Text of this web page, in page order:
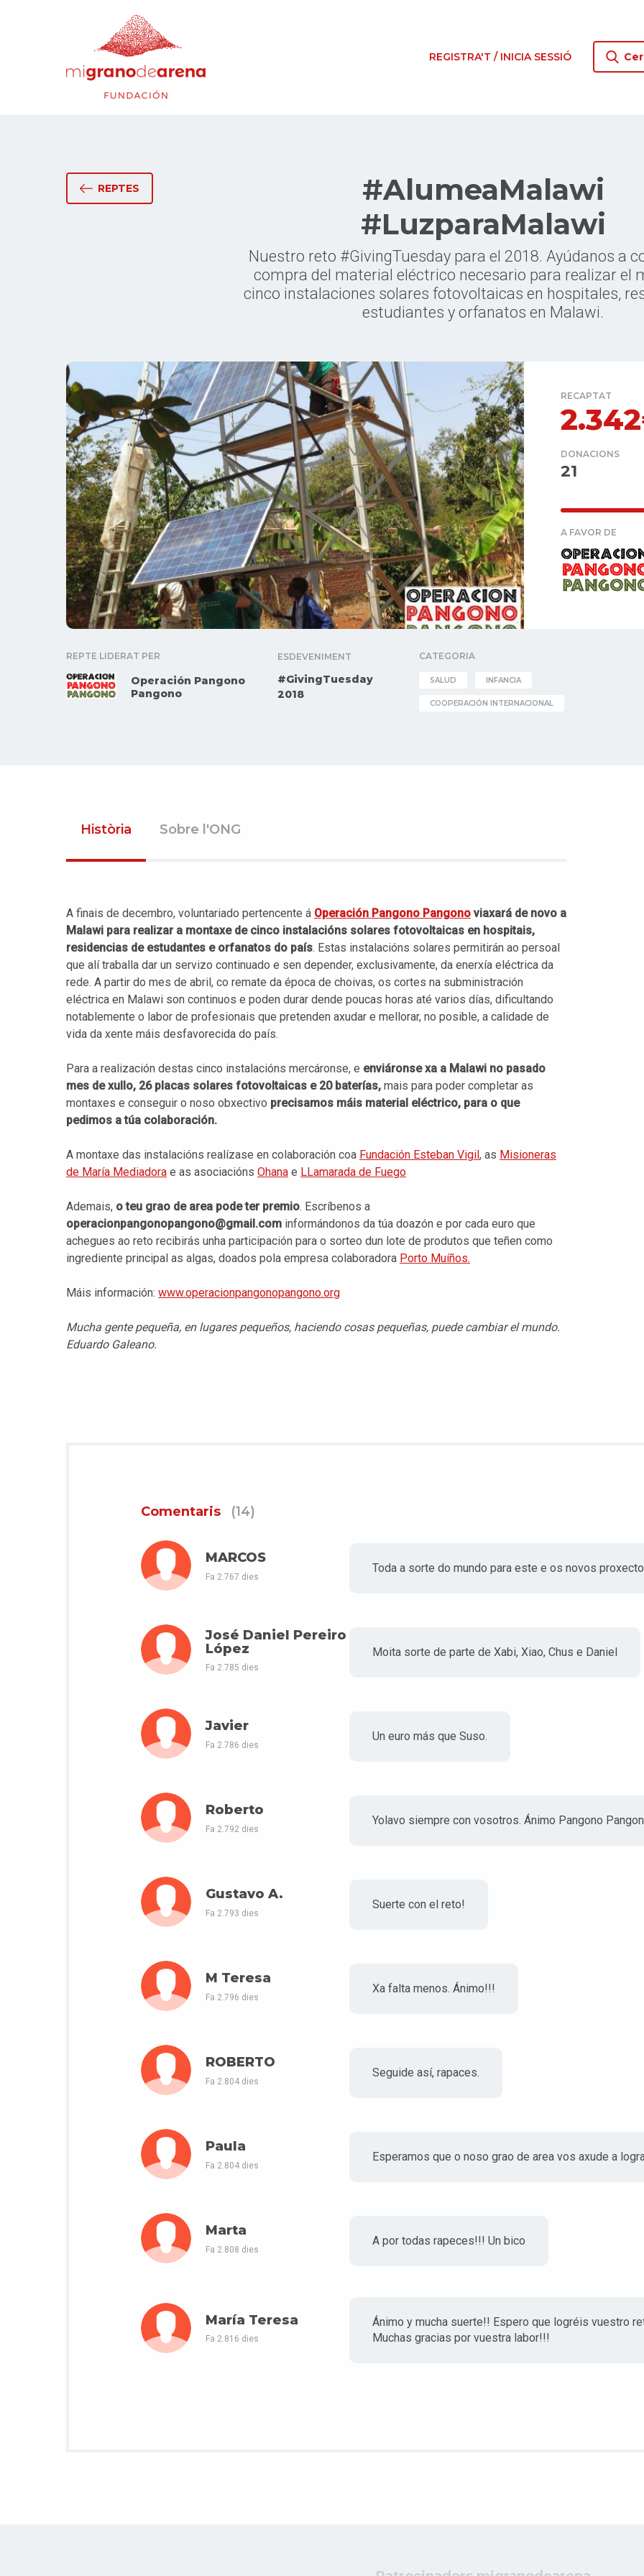
REGISTRA'T / INICIA SESSIÓ
REPTES
#AlumeaMalawi
#LuzparaMalawi
Nuestro reto #GivingTuesday para el 2018. Ayúdanos a
compra del material eléctrico necesario para realizar el
cinco instalaciones solares fotovoltaicas en hospitales,
estudiantes y orfanatos en Malawi.
RECAPTAT
DONACIONS
21
A FAVOR DE
REPTE LIDERAT PER
Operación Pangono
Pangono
ESDEVENIMENT
#GivingTuesday
2018
CATEGORIA
SALUD INFANCIA
COOPERACIÓN INTERNACIONAL
Història Sobre l'ONG
A finais de decembro, voluntariado pertencente á Operación Pangono Pangono viaxará de novo a
Malawi para realizar a montaxe de cinco instalacións solares fotovoltaicas en hospitais,
residencias de estudantes e orfanatos do país. Estas instalacións solares permitirán ao persoal
que alí traballa dar un servizo continuado e sen depender, exclusivamente, da enerxía eléctrica da
rede. A partir do mes de abril, co remate da época de choivas, os cortes na subministración
eléctrica en Malawi son continuos e poden durar dende poucas horas até varios días, dificultando
notablemente o labor de profesionais que pretenden axudar e mellorar, no posible, a calidade de
vida da xente máis desfavorecida do país.
Para a realización destas cinco instalacións mercáronse, e enviáronse xa a Malawi no pasado
mes de xullo, 26 placas solares fotovoltaicas e 20 baterías, mais para poder completar as
montaxes e conseguir o noso obxectivo precisamos máis material eléctrico, para o que
pedimos a túa colaboración.
A montaxe das instalacións realízase en colaboración coa Fundación Esteban Vigil , as Misioneras
de María Mediadora e as asociacións Ohana e LLamarada de Fuego
Ademais, o teu grao de area pode ter premio. Escríbenos a
operacionpangonopangono@gmail.com informándonos da túa doazón e por cada euro que
achegues ao reto recibirás unha participación para o sorteo dun lote de produtos que teñen como
ingrediente principal as algas, doados pola empresa colaboradora Porto Muíños.
Máis información: www.operacionpangonopangono.org
Mucha gente pequeña, en lugares pequeños, haciendo cosas pequeñas, puede cambiar el mundo.
Eduardo Galeano.
Comentaris (14)
MARCOS
Fa 2.767 dies
Toda a sorte do mundo para este e os novos
José Daniel Pereiro
López
Fa 2.785 dies
Moita sorte de parte de Xabi, Xiao, Chus e Daniel
Javier
Fa 2.786 dies
Un euro más que Suso.
Roberto
Fa 2.792 dies
Yolavo siempre con vosotros. Ánimo Pangono
Gustavo A.
Fa 2.793 dies
Suerte con el reto!
M Teresa
Fa 2.796 dies
Xa falta menos. Ánimo!!!
ROBERTO
Fa 2.804 dies
Seguide así, rapaces.
Paula
Fa 2.804 dies
Esperamos que o noso grao de area vos axude a
Marta
Fa 2.808 dies
A por todas rapeces!!! Un bico
María Teresa
Fa 2.816 dies
Ánimo y mucha suerte!! Espero que logréis vuestro
Muchas gracias por vuestra labor!!!